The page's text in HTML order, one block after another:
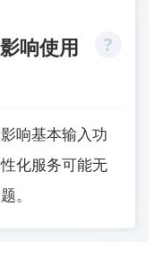
响使用
响基本输入功
化服务可能无
。